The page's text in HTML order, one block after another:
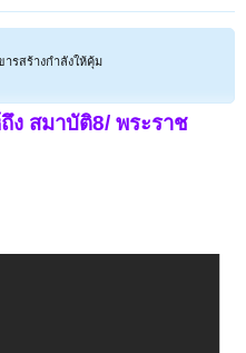
รสร้างกำลังให้คุ้ม
ง สมาบัติ8/ พระราช